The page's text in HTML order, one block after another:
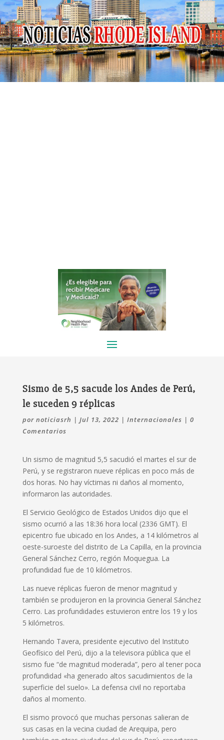
Sismo de 5,5 sacude los Andes de Perú,
le suceden 9 réplicas
por noticiasrh | Jul 13, 2022 | Internacionales | 0
Comentarios
Un sismo de magnitud 5,5 sacudió el martes el sur de
Perú, y se registraron nueve réplicas en poco más de
dos horas. No hay víctimas ni daños al momento,
informaron las autoridades.
El Servicio Geológico de Estados Unidos dijo que el
sismo ocurrió a las 18:36 hora local (2336 GMT). El
epicentro fue ubicado en los Andes, a 14 kilómetros al
oeste-suroeste del distrito de La Capilla, en la provincia
General Sánchez Cerro, región Moquegua. La
profundidad fue de 10 kilómetros.
Las nueve réplicas fueron de menor magnitud y
también se produjeron en la provincia General Sánchez
Cerro. Las profundidades estuvieron entre los 19 y los
5 kilómetros.
Hernando Tavera, presidente ejecutivo del Instituto
Geofísico del Perú, dijo a la televisora pública que el
sismo fue “de magnitud moderada”, pero al tener poca
profundidad «ha generado altos sacudimientos de la
superficie del suelo». La defensa civil no reportaba
daños al momento.
El sismo provocó que muchas personas salieran de
sus casas en la vecina ciudad de Arequipa, pero